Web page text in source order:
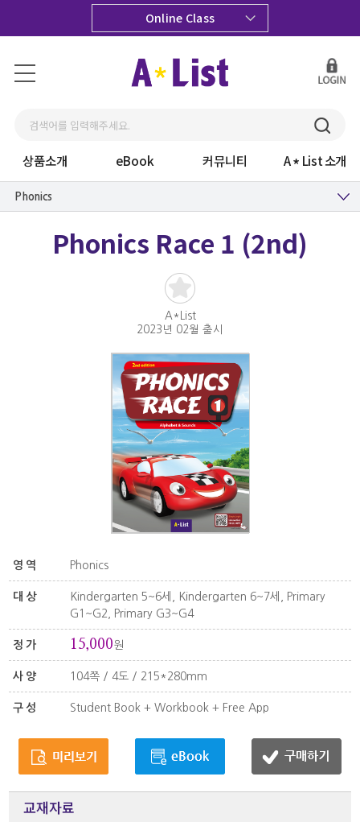
Online Class
상품소개 eBook 커뮤니티 A List 소개
Phonics
Phonics Race 1 (2nd)
A*List
2023년 02월 출시
영역 Phonics
대상
Kindergarten 5~6세, Kindergarten 6~7세, Primary
G1~G2, Primary G3~G4
정가 15,000원
사양 104쪽 / 4도 / 215*280mm
구성 Student Book + Workbook + Free App
교재자료